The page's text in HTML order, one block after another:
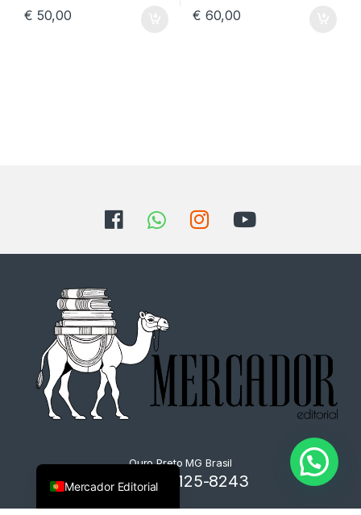
€ 50,00 € 60,00
Ouro Preto MG Brasil
+55 31 9125-8243
Mercador Editorial